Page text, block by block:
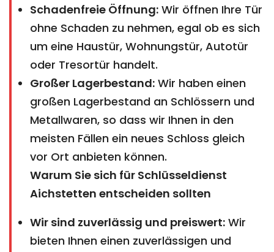
Schadenfreie Öffnung: Wir öffnen Ihre Tür
ohne Schaden zu nehmen, egal ob es sich
um eine Haustür, Wohnungstür, Autotür
oder Tresortür handelt.
Großer Lagerbestand: Wir haben einen
großen Lagerbestand an Schlössern und
Metallwaren, so dass wir Ihnen in den
meisten Fällen ein neues Schloss gleich
vor Ort anbieten können.
Warum Sie sich für Schlüsseldienst
Aichstetten entscheiden sollten
Wir sind zuverlässig und preiswert: Wir
bieten Ihnen einen zuverlässigen und